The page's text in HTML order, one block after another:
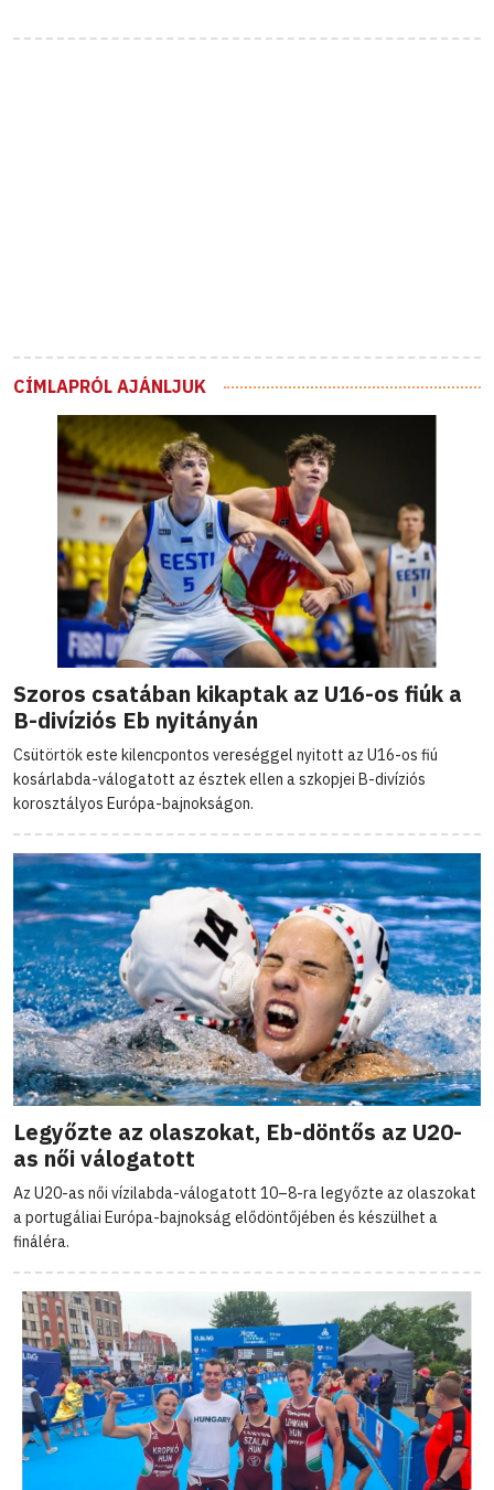
CÍMLAPRÓL AJÁNLJUK
Szoros csatában kikaptak az U16-os fiúk a
B-divíziós Eb nyitányán
Csütörtök este kilencpontos vereséggel nyitott az U16-os fiú
kosárlabda-válogatott az észtek ellen a szkopjei B-divíziós
korosztályos Európa-bajnokságon.
Legyőzte az olaszokat, Eb-döntős az U20-
as női válogatott
Az U20-as női vízilabda-válogatott 10–8-ra legyőzte az olaszokat
a portugáliai Európa-bajnokság elődöntőjében és készülhet a
fináléra.